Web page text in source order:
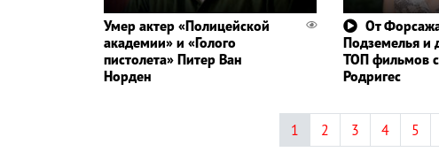
Умер актер «Полицейской
академии» и «Голого
пистолета» Питер Ван
Норден
От
Подземелья и
ТОП фильмов
Родригес
1 2 3 4 5